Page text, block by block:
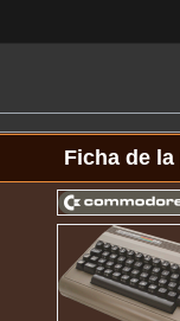
Ficha de